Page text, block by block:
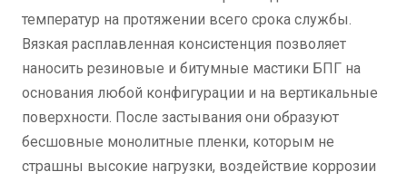
температур на протяжении всего срока службы.
Вязкая расплавленная консистенция позволяет
наносить резиновые и битумные мастики БПГ на
основания любой конфигурации и на вертикальные
поверхности. После застывания они образуют
бесшовные монолитные пленки, которым не
страшны высокие нагрузки, воздействие коррозии